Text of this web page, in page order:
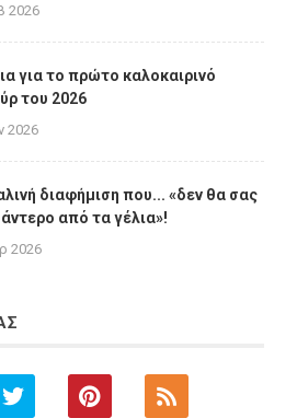
2026
για το πρώτο καλοκαιρινό
του 2026
2026
διαφήμιση που... «δεν θα σας
από τα γέλια»!
2026